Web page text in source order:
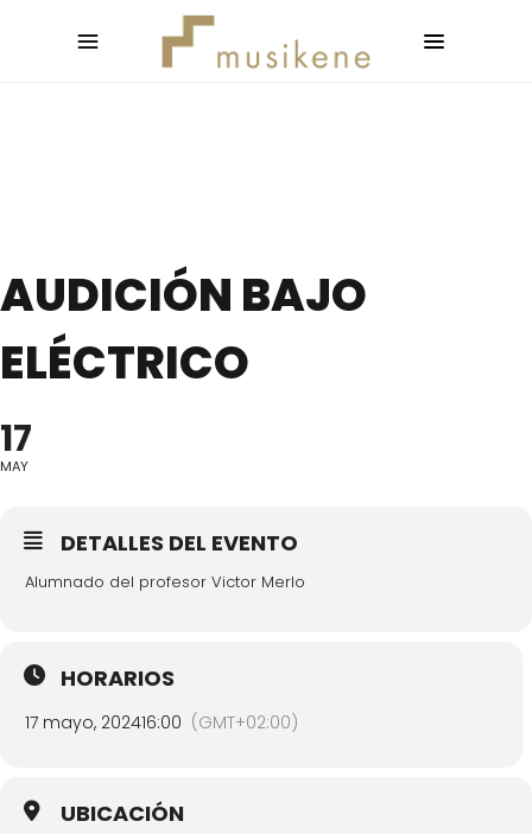
AUDICIÓN BAJO
ELÉCTRICO
17
MAY
DETALLES DEL EVENTO
Alumnado del profesor Victor Merlo
HORARIOS
17 mayo, 202416:00 (GMT+02:00)
UBICACIÓN